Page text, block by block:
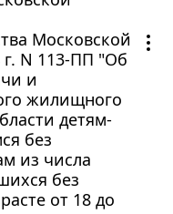
Московской
г. N 113-ПП "Об
и
жилищного
детям-
без
из числа
без
от 18 до